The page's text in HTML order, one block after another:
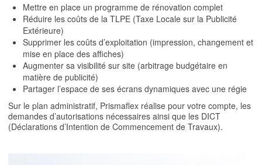
Mettre en place un programme de rénovation complet
Réduire les coûts de la TLPE (Taxe Locale sur la Publicité
Extérieure)
Supprimer les coûts d’exploitation (impression, changement et
mise en place des affiches)
Augmenter sa visibilité sur site (arbitrage budgétaire en
matière de publicité)
Partager l’espace de ses écrans dynamiques avec une régie
Sur le plan administratif, Prismaflex réalise pour votre compte, les
demandes d’autorisations nécessaires ainsi que les DICT
(Déclarations d’Intention de Commencement de Travaux).